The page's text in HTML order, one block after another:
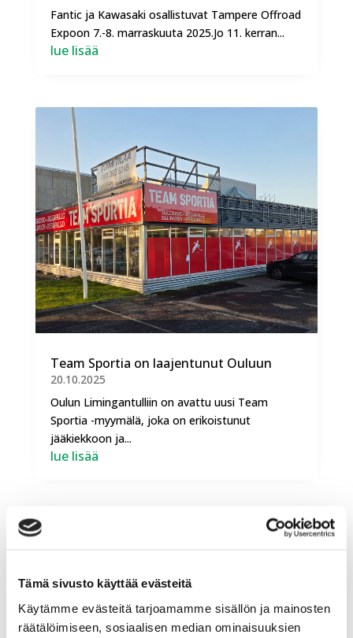
Tämä sivusto käyttää evästeitä
Käytämme evästeitä tarjoamamme sisällön ja mainosten
räätälöimiseen, sosiaalisen median ominaisuuksien
Fantic ja Kawasaki osallistuvat Tampere Offroad
Expoon 7.-8. marraskuuta 2025.Jo 11. kerran...
lue lisää
Team Sportia on laajentunut Ouluun
20.10.2025
Oulun Limingantulliin on avattu uusi Team
Sportia -myymälä, joka on erikoistunut
jääkiekkoon ja...
lue lisää